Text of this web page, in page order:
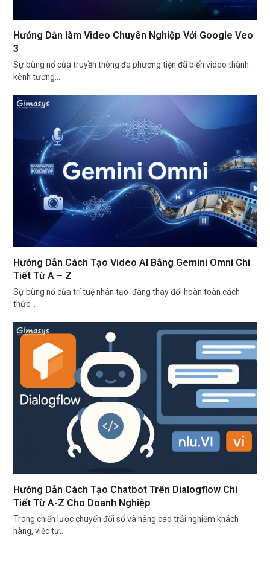
Hướng Dẫn làm Video Chuyên Nghiệp Với Google Veo
3
Sự bùng nổ của truyền thông đa phương tiện đã biến video thành
kênh tương…
Hướng Dẫn Cách Tạo Video AI Bằng Gemini Omni Chi
Tiết Từ A – Z
Sự bùng nổ của trí tuệ nhân tạo đang thay đổi hoàn toàn cách
thức…
Hướng Dẫn Cách Tạo Chatbot Trên Dialogflow Chi
Tiết Từ A-Z Cho Doanh Nghiệp
Trong chiến lược chuyển đổi số và nâng cao trải nghiệm khách
hàng, việc tự…